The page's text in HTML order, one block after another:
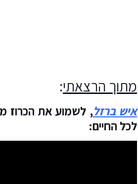
מתוך הרצאתי:
איש ברזל, לשמוע את הכרוז
לכל החיים: